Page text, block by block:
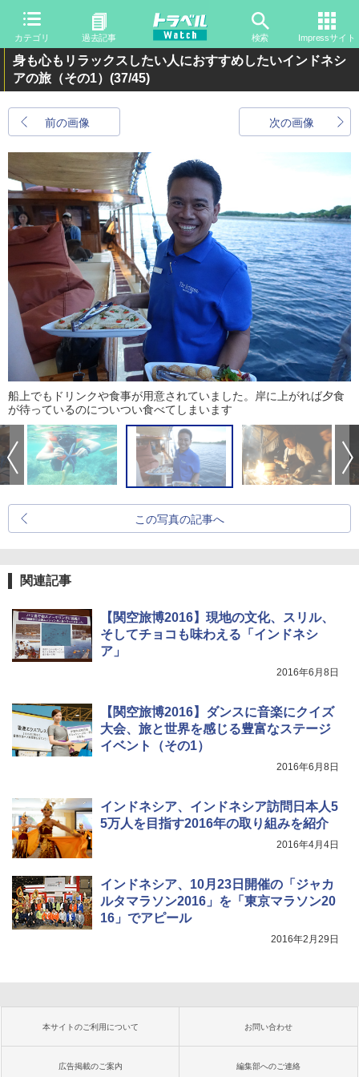
カテゴリ 過去記事 検索 Impressサイト
身も心もリラックスしたい人におすすめしたいインドネシ
アの旅（その1） (37/45)
前の画像 次の画像
船上でもドリンクや食事が用意されていました。岸に上がれば夕食
が待っているのについつい食べてしまいます
この写真の記事へ
関連記事
【関空旅博2016】現地の文化、スリル、
そしてチョコも味わえる「インドネシ
ア」
2016年6月8日
【関空旅博2016】ダンスに音楽にクイズ
大会、旅と世界を感じる豊富なステージ
イベント（その1）
2016年6月8日
インドネシア、インドネシア訪問日本人5
5万人を目指す2016年の取り組みを紹介
2016年4月4日
インドネシア、10月23日開催の「ジャカ
ルタマラソン2016」を「東京マラソン20
16」でアピール
2016年2月29日
本サイトのご利用について お問い合わせ
広告掲載のご案内 編集部へのご連絡